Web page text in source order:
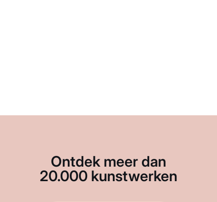
Ontdek meer dan
20.000 kunstwerken